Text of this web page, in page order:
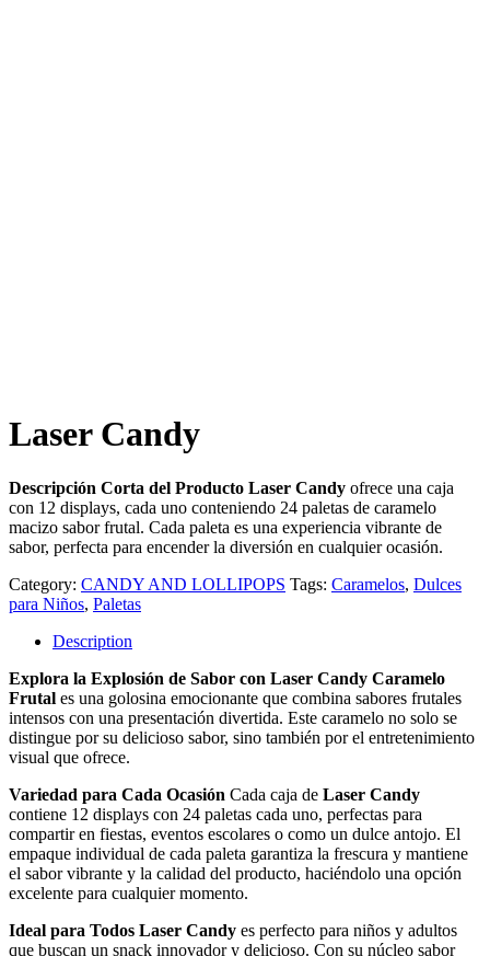
Laser Candy
Descripción Corta del Producto Laser Candy ofrece una caja
con 12 displays, cada uno conteniendo 24 paletas de caramelo
macizo sabor frutal. Cada paleta es una experiencia vibrante de
sabor, perfecta para encender la diversión en cualquier ocasión.
Category: CANDY AND LOLLIPOPS Tags: Caramelos, Dulces
para Niños, Paletas
Description
Explora la Explosión de Sabor con Laser Candy Caramelo
Frutal es una golosina emocionante que combina sabores frutales
intensos con una presentación divertida. Este caramelo no solo se
distingue por su delicioso sabor, sino también por el entretenimiento
visual que ofrece.
Variedad para Cada Ocasión Cada caja de Laser Candy
contiene 12 displays con 24 paletas cada uno, perfectas para
compartir en fiestas, eventos escolares o como un dulce antojo. El
empaque individual de cada paleta garantiza la frescura y mantiene
el sabor vibrante y la calidad del producto, haciéndolo una opción
excelente para cualquier momento.
Ideal para Todos Laser Candy es perfecto para niños y adultos
que buscan un snack innovador y delicioso. Con su núcleo sabor